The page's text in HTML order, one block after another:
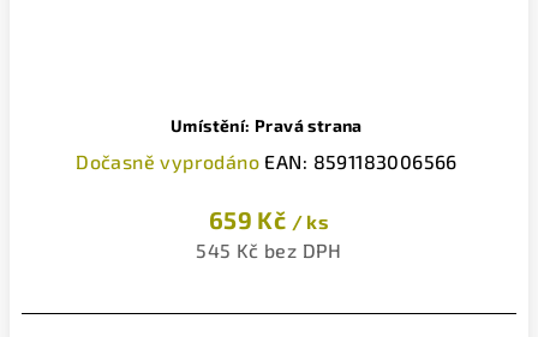
Umístění: Pravá strana
Dočasně vyprodáno EAN: 8591183006566
659 Kč / ks
545 Kč bez DPH